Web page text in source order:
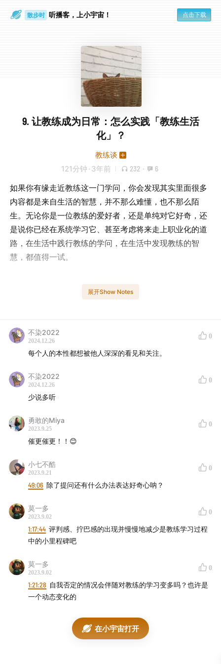
散步时 听播客，上小宇宙！ 点击下载
9. 让教练成为日常：怎么实践「教练生活
化」？
教练谈
121分钟 · 3年前 232 · 6
如果你有缘走近教练这一门学问，你会发现其实里面很多
内容都是来自生活的智慧，并不那么难懂，也不那么陌
生。无论你是一位教练的爱好者，还是单纯对它好奇，还
是说你已经在系统学习它、甚至考虑将来走上职业化的道
路，在生活中践行教练的学问，在生活中发现教练的智
慧，都值得一试。
教练生活化，如何去做到教练生活化。
◎ 本期嘉宾 邱琳 Annie
「一米阳光」创始人
敢想敢干的追梦人
热爱教练、艺术、旅行
更多介绍见第4期：
什么？
◎ 内容速览
（晚一点再补～ 先听的伙伴请你们在心动的时点上留下自
己的评论，好吗～）
展开Show Notes
不染2022
2024.12.26
0
每个人的本性都想被他人深深的看见和关注。
不染2022
2024.12.26
0
少说多听
勇敢的Miya
2023.9.25
0
催更催更！！😊
小七不酷
2023.9.21
0
49:06 除了提问还有什么办法表达好奇心呐？
莫一多
2023.9.02
0
1:17:44 评判感、拧巴感的出现并慢慢地减少是教练学习过程
中的小里程碑吧
莫一多
2023.9.02
0
1:21:28 自我否定的情况会伴随对教练的学习变多吗？也许是
一个动态变化的
在小宇宙打开